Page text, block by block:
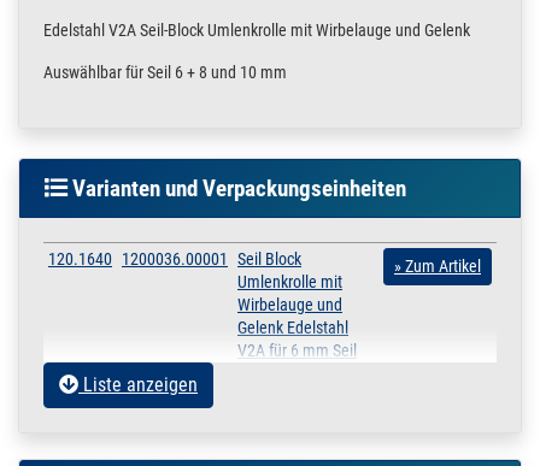
Edelstahl V2A Seil-Block Umlenkrolle mit Wirbelauge und Gelenk
Auswählbar für Seil 6 + 8 und 10 mm
Varianten und Verpackungseinheiten
120.1640 1200036.00001
Seil Block
Umlenkrolle mit
Wirbelauge und
Gelenk Edelstahl
V2A für 6 mm Seil
» Zum Artikel
Umlenkrolle mit
Liste anzeigen